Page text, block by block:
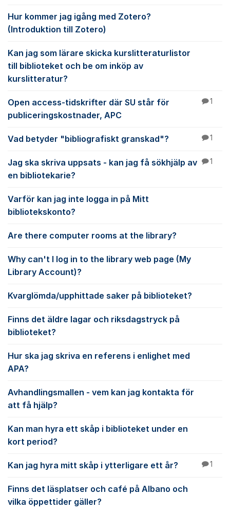
Hur kommer jag igång med Zotero?
(Introduktion till Zotero)
Kan jag som lärare skicka kurslitteraturlistor
till biblioteket och be om inköp av
kurslitteratur?
Open access-tidskrifter där SU står för
publiceringskostnader, APC
1
Vad betyder "bibliografiskt granskad"? 1
Jag ska skriva uppsats - kan jag få sökhjälp av
en bibliotekarie?
1
Varför kan jag inte logga in på Mitt
bibliotekskonto?
Are there computer rooms at the library?
Why can't I log in to the library web page (My
Library Account)?
Kvarglömda/upphittade saker på biblioteket?
Finns det äldre lagar och riksdagstryck på
biblioteket?
Hur ska jag skriva en referens i enlighet med
APA?
Avhandlingsmallen - vem kan jag kontakta för
att få hjälp?
Kan man hyra ett skåp i biblioteket under en
kort period?
Kan jag hyra mitt skåp i ytterligare ett år? 1
Finns det läsplatser och café på Albano och
vilka öppettider gäller?